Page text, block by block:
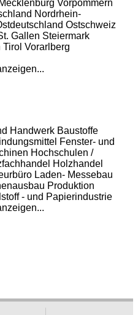
Mecklenburg Vorpommern
Nordrhein-
Ostschweiz
Gallen Steiermark
Tirol Vorarlberg
Handwerk Baustoffe
Fenster- und
Hochschulen /
Holzhandel
Laden- Messebau
Produktion
- und Papierindustrie